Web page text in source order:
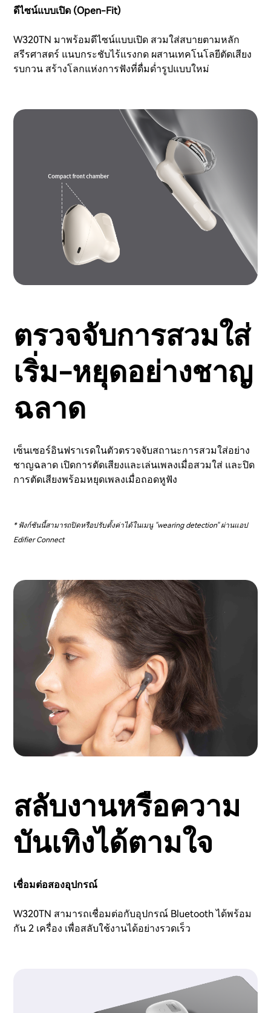
ดีไซน์แบบเปิด (Open-Fit)
W320TN มาพร้อมดีไซน์แบบเปิด สวมใส่สบายตามหลัก
สรีรศาสตร์ แนบกระชับไร้แรงกด ผสานเทคโนโลยีตัดเสียง
รบกวน สร้างโลกแห่งการฟังที่ดื่มด่ำรูปแบบใหม่
ตรวจจับการสวมใส่
เริ่ม-หยุดอย่างชาญ
ฉลาด
เซ็นเซอร์อินฟราเรดในตัวตรวจจับสถานะการสวมใส่อย่าง
ชาญฉลาด เปิดการตัดเสียงและเล่นเพลงเมื่อสวมใส่ และปิด
การตัดเสียงพร้อมหยุดเพลงเมื่อถอดหูฟัง
* ฟังก์ชันนี้สามารถปิดหรือปรับตั้งค่าได้ในเมนู "wearing detection" ผ่านแอป
Edifier Connect
สลับงานหรือความ
บันเทิงได้ตามใจ
เชื่อมต่อสองอุปกรณ์
W320TN สามารถเชื่อมต่อกับอุปกรณ์ Bluetooth ได้พร้อม
กัน 2 เครื่อง เพื่อสลับใช้งานได้อย่างรวดเร็ว